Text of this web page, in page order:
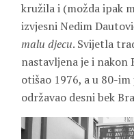
kružila i (možda ipak
izvjesni Nedim
malu djecu. Svijetla
nastavljena je i nakon
otišao 1976, a u 80-
održavao desni bek